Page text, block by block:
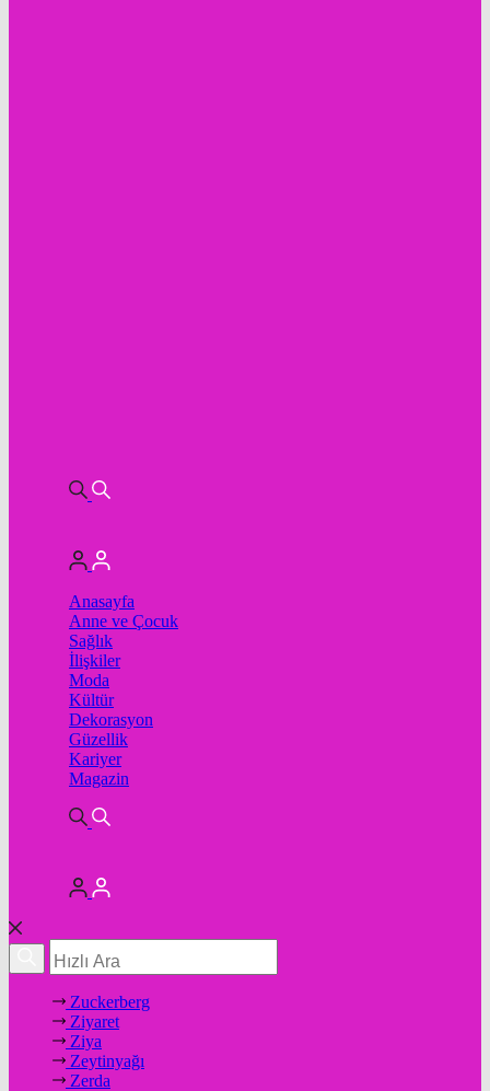
Anasayfa
Anne ve Çocuk
Sağlık
İlişkiler
Moda
Kültür
Dekorasyon
Güzellik
Kariyer
Magazin
Zuckerberg
Ziyaret
Ziya
Zeytinyağı
Zerda